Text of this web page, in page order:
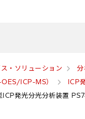
・ソリューション
ICP-MS）
ICP
ICP発光分光分析装置